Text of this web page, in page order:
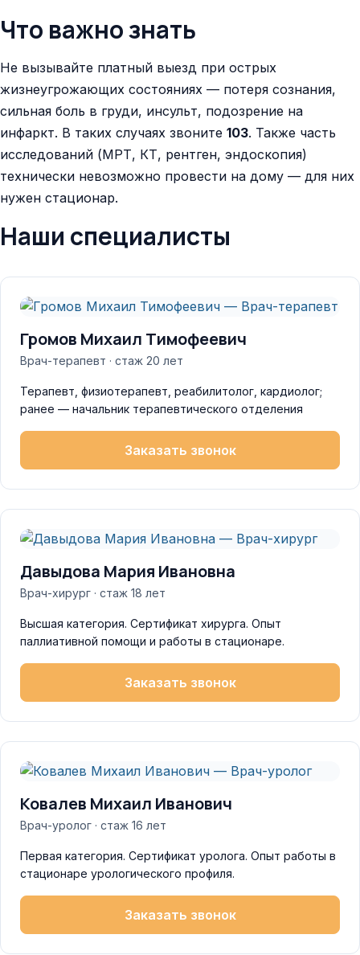
Что важно знать
Не вызывайте платный выезд при острых
жизнеугрожающих состояниях — потеря сознания,
сильная боль в груди, инсульт, подозрение на
инфаркт. В таких случаях звоните 103. Также часть
исследований (МРТ, КТ, рентген, эндоскопия)
технически невозможно провести на дому — для них
нужен стационар.
Наши специалисты
Громов Михаил Тимофеевич
Врач-терапевт · стаж 20 лет
Терапевт, физиотерапевт, реабилитолог, кардиолог;
ранее — начальник терапевтического отделения
Заказать звонок
Давыдова Мария Ивановна
Врач-хирург · стаж 18 лет
Высшая категория. Сертификат хирурга. Опыт
паллиативной помощи и работы в стационаре.
Заказать звонок
Ковалев Михаил Иванович
Врач-уролог · стаж 16 лет
Первая категория. Сертификат уролога. Опыт работы в
стационаре урологического профиля.
Заказать звонок